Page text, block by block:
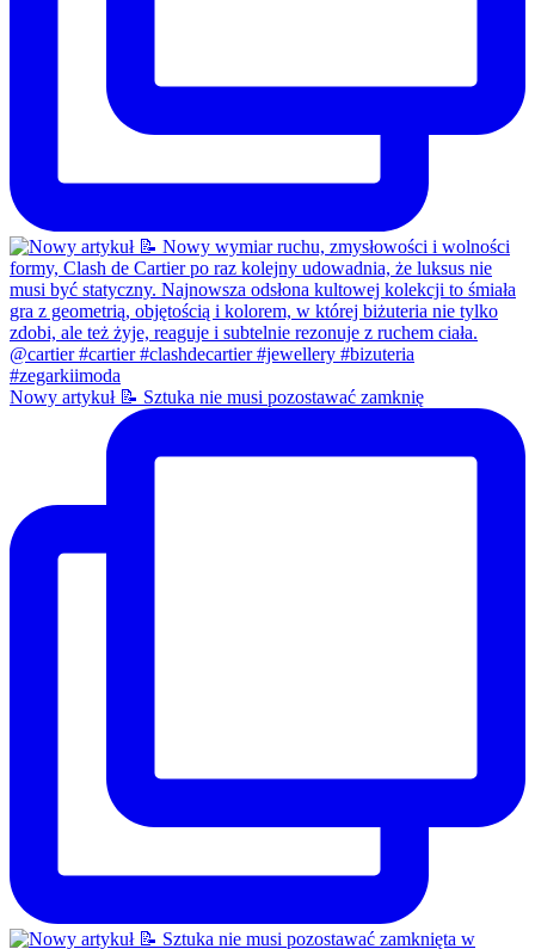
Nowy artykuł 📝 Sztuka nie musi pozostawać zamknię